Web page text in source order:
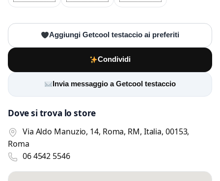
Aggiungi Getcool testaccio ai preferiti
Condividi
Invia messaggio a Getcool testaccio
Dove si trova lo store
Via Aldo Manuzio, 14, Roma, RM, Italia, 00153,
Roma
06 4542 5546Scrivi a Getcool testaccio
Invia un messaggio diretto al negozio